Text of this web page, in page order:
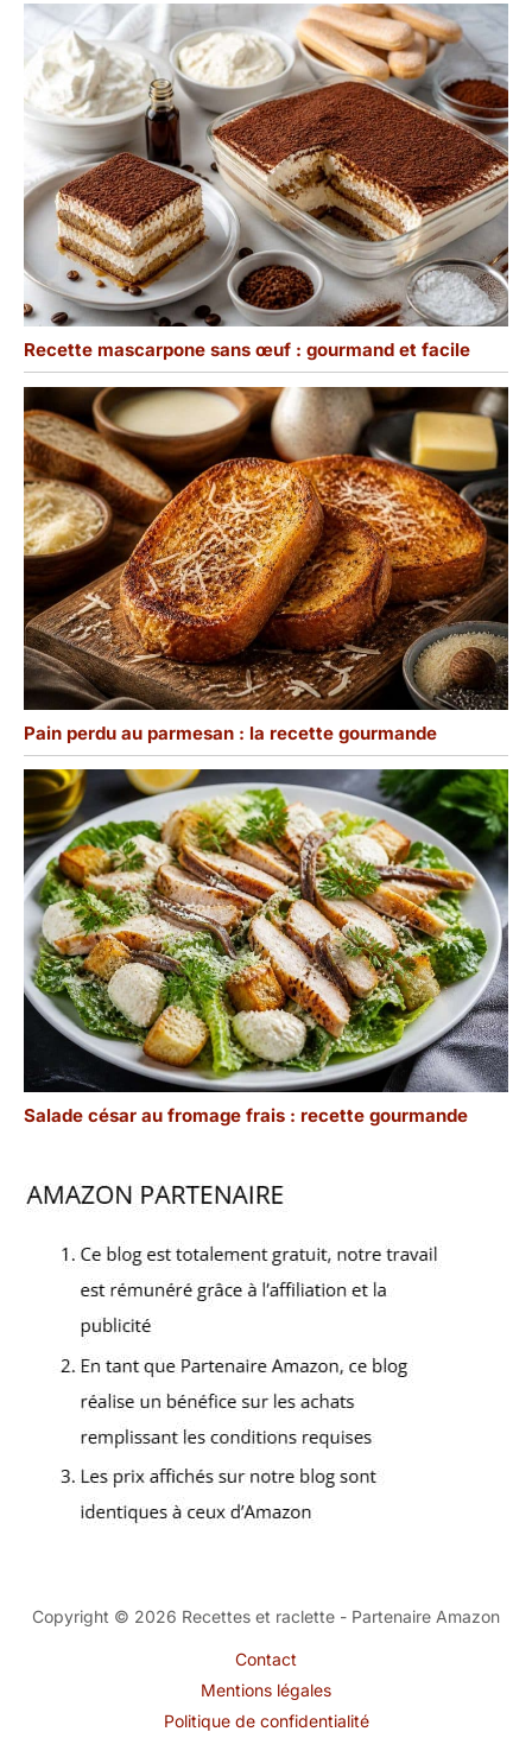
Recette mascarpone sans œuf : gourmand et facile
Pain perdu au parmesan : la recette gourmande
Salade césar au fromage frais : recette gourmande
Copyright © 2026 Recettes et raclette - Partenaire Amazon
Contact
Mentions légales
Politique de confidentialité